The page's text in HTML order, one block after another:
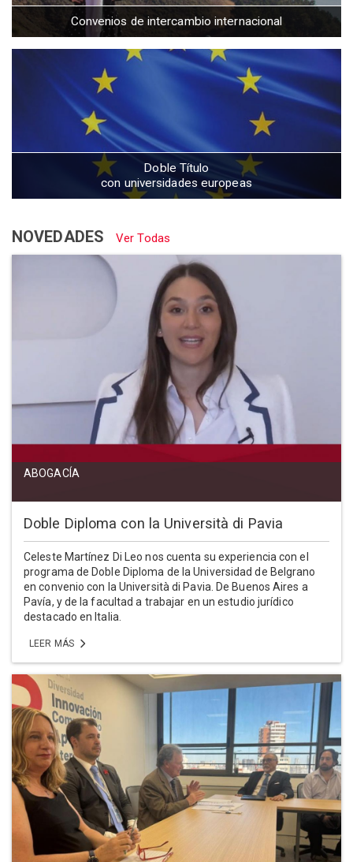
Convenios de intercambio internacional
Doble Título
con universidades europeas
NOVEDADES Ver Todas
ABOGACÍA
Doble Diploma con la Università di Pavia
Celeste Martínez Di Leo nos cuenta su experiencia con el
programa de Doble Diploma de la Universidad de Belgrano
en convenio con la Università di Pavia. De Buenos Aires a
Pavía, y de la facultad a trabajar en un estudio jurídico
destacado en Italia.
LEER MÁS